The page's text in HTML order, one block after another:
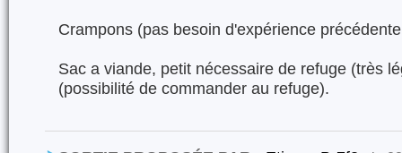
Crampons (pas besoin d'expérience
Sac a viande, petit nécessaire de refuge (très
(possibilité de commander au refuge).